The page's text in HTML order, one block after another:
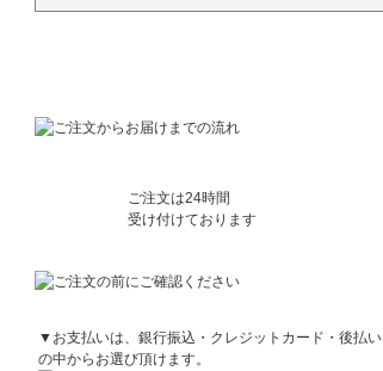
ご注文は24時間
受け付けております
▼お支払いは、銀行振込・クレジットカード・後払い
の中からお選び頂けます。